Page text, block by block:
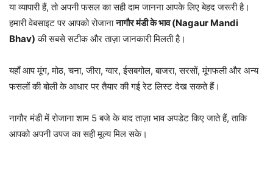
या व्यापारी हैं, तो अपनी फसल का सही दाम जानना आपके लिए बेहद जरूरी है।
हमारी वेबसाइट पर आपको रोजानानागौर मंडी के भाव (Nagaur Mandi
Bhav) की सबसे सटीक और ताज़ा जानकारी मिलती है।
यहाँ आप मूंग, मोठ, चना, जीरा, ग्वार, ईसबगोल, बाजरा, सरसों, मूंगफली और अन्य
फसलों की बोली के आधार पर तैयार की गई रेट लिस्ट देख सकते हैं।
नागौर मंडी में रोजाना शाम 5 बजे के बाद ताज़ा भाव अपडेट किए जाते हैं, ताकि
आपको अपनी उपज का सही मूल्य मिल सके।